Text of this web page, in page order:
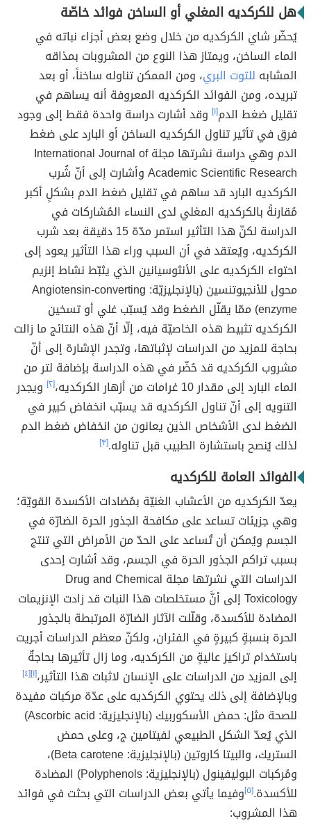
هل للكركديه المغلي أو الساخن فوائد خاصّة
يُحضّر شاي الكركديه من خلال وضع بعض أجزاء نباته في
الماء الساخن، ويمتاز هذا النوع من المشروبات بمذاقه
المشابه للتوت البري، ومن الممكن تناوله ساخناً، أو بعد
تبريده، ومن الفوائد الكركديه المعروفة أنه يساهم في
تقليل ضغط الدم[١] وقد أشارت دراسة واحدة فقط إلى وجود
فرق في تأثير تناول الكركديه الساخن أو البارد على ضغط
الدم وهي دراسة نشرتها مجلة International Journal of
Academic Scientific Research وأشارت إلى أنّ شُرب
الكركديه البارد قد ساهم في تقليل ضغط الدم بشكلٍ أكبر
مُقارنةً بالكركديه المغلي لدى النساء المُشاركات في
الدراسة لكنّ هذا التأثير استمر مدّة 15 دقيقة بعد شرب
الكركديه، ويُعتقد في أن السبب وراء هذا التأثير يعود إلى
احتواء الكركديه على الأنثوسيانين الذي يثبّط نشاط إنزيم
محول للأنجيوتنسين (بالإنجليزيّة: Angiotensin-converting
enzyme) ممّا يقلّل الضغط وقد يُسبّب غلي أو تسخين
الكركديه تثبيط هذه الخاصيّة فيه، إلّا أنّ هذه النتائج ما زالت
بحاجة للمزيد من الدراسات لإثباتها، وتجدر الإشارة إلى أنّ
مشروب الكركديه قد حُضّر في هذه الدراسة بإضافة لتر من
الماء البارد إلى مقدار 10 غرامات من أزهار الكركديه،
[٢]
ويجدر
التنويه إلى أنّ تناول الكركديه قد يسبّب انخفاض كبير في
الضغط لدى الأشخاص الذين يعانون من انخفاض ضغط الدم
لذلك يُنصح باستشارة الطبيب قبل تناوله.[٣]
الفوائد العامة للكركديه
يعدّ الكركديه من الأعشاب الغنيّة بمُضادات الأكسدة القويّة؛
وهي جزيئات تساعد على مكافحة الجذور الحرة الضارّة في
الجسم ويُمكن أن تُساعد على الحدّ من الأمراض التي تنتج
بسبب تراكم الجذور الحرة في الجسم، وقد أشارت إحدى
الدراسات التي نشرتها مجلة Drug and Chemical
Toxicology إلى أنَّ مستخلصات هذا النبات قد زادت الإنزيمات
المضادة للأكسدة، وقلّلت الآثار الضارّة المرتبطة بالجذور
الحرة بنسبةٍ كبيرةٍ في الفئران، ولكنّ معظم الدراسات أجريت
باستخدام تراكيز عاليةٍ من الكركديه، وما زال تأثيرها بحاجةٌ
إلى المزيد من الدراسات على الإنسان لاثبات هذا التأثير،[١] [٤]
وبالإضافة إلى ذلك يحتوي الكركديه على عدّة مركبات مفيدة
للصحة مثل: حمض الأسكوربيك (بالإنجليزية: Ascorbic acid)
الذي يُعدّ الشكل الطبيعي لفيتامين ج، وعلى حمض
الستريك، والبيتا كاروتين (بالإنجليزية: Beta carotene)،
ومُركبات البوليفينول (بالإنجليزية: Polyphenols) المضادة
للأكسدة.[٥] وفيما يأتي بعض الدراسات التي بحثت في فوائد
هذا المشروب: